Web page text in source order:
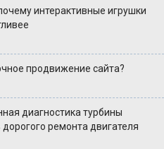
интерактивные игрушки
продвижение сайта?
диагностика турбины
ремонта двигателя